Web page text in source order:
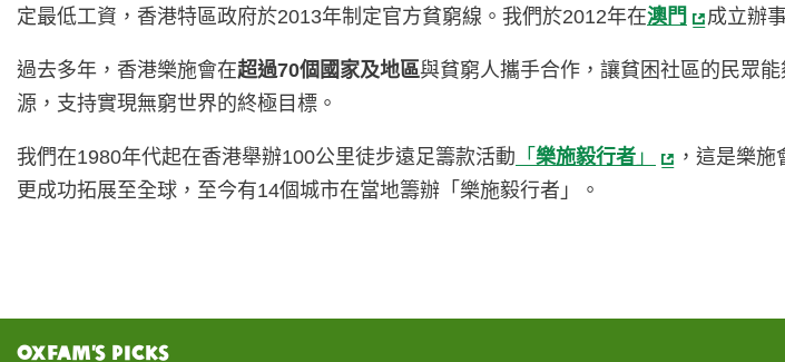
定最低工資，香港特區政府於2013年制定官方貧窮線。我們於2012年在澳門 成立辦
過去多年，香港樂施會在超過70個國家及地區與貧窮人攜手合作，讓貧困社區的民眾
源，支持實現無窮世界的終極目標。
我們在1980年代起在香港舉辦100公里徒步遠足籌款活動 「 樂施毅行者 」
，這是樂
更成功拓展至全球，至今有14個城市在當地籌辦「樂施毅行者」。
Oxfam’s Picks